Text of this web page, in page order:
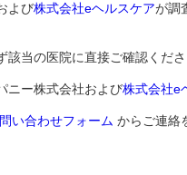
よび株式会社eヘルスケアが調
当の医院に直接ご確認くださ
ニー株式会社および株式会社e
い合わせフォーム からご連絡